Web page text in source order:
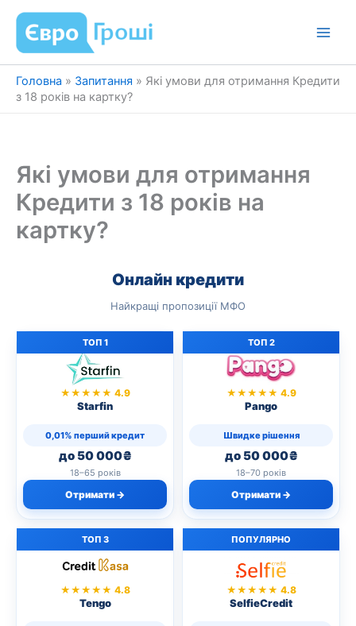
Перейти
вмісту
Головна » Запитання » Які умови для отримання Кредити
з 18 років на картку?
Які умови для отримання
Кредити з 18 років на
картку?
Онлайн кредити
Найкращі пропозиції МФО
ТОП 1
★★★★★ 4.9
Starfin
0,01% перший кредит
до 50 000₴
18–65 років
Отримати →
ТОП 2
★★★★★ 4.9
Pango
Швидке рішення
до 50 000₴
18–70 років
Отримати →
ТОП 3
★★★★★ 4.8
Tengo
ПОПУЛЯРНО
★★★★★ 4.8
SelfieCredit